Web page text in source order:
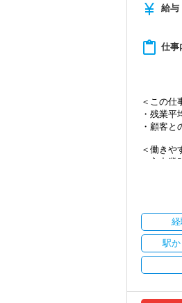
・税務経
・キャ
・顧客対
・資産税
・事前に
・仕事内
・ざっく
・入社時
currency_yen 給与
content_paste 仕事
＜この仕
・残業平
・顧客
＜働きや
・入力
・顧客と
・経験値
＜働きや
・有給取
・年間休
・男性の
駅